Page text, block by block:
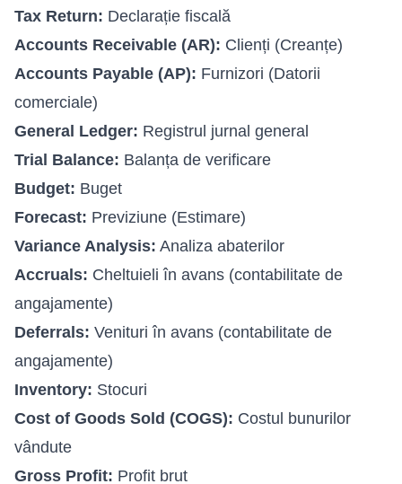
Tax Return: Declarație fiscală
Accounts Receivable (AR): Clienți (Creanțe)
Accounts Payable (AP): Furnizori (Datorii
comerciale)
General Ledger: Registrul jurnal general
Trial Balance: Balanța de verificare
Budget: Buget
Forecast: Previziune (Estimare)
Variance Analysis: Analiza abaterilor
Accruals: Cheltuieli în avans (contabilitate de
angajamente)
Deferrals: Venituri în avans (contabilitate de
angajamente)
Inventory: Stocuri
Cost of Goods Sold (COGS): Costul bunurilor
vândute
Gross Profit: Profit brut